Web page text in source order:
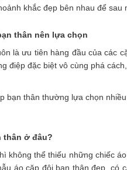
khắc đẹp bên nhau để sau
thân nên lựa chọn
là ưu tiên hàng đầu của các
điệp đặc biệt vô cùng phá
bạn thân thường lựa chọn
thân ở đâu?
không thể thiếu những chiếc
áo cặp đôi bạn thân đẹp, có